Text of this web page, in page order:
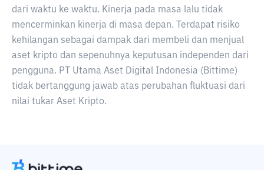
dari waktu ke waktu. Kinerja pada masa lalu tidak
mencerminkan kinerja di masa depan. Terdapat risiko
kehilangan sebagai dampak dari membeli dan menjual
aset kripto dan sepenuhnya keputusan independen dari
pengguna. PT Utama Aset Digital Indonesia (Bittime)
tidak bertanggung jawab atas perubahan fluktuasi dari
nilai tukar Aset Kripto.